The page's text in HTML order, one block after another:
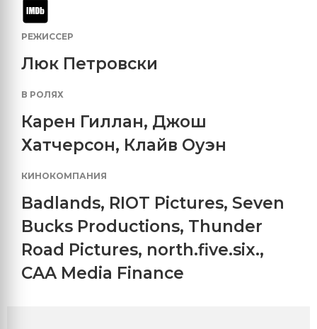
РЕЖИССЕР
Люк Петровски
В РОЛЯХ
Карен Гиллан, Джош
Хатчерсон, Клайв Оуэн
КИНОКОМПАНИЯ
Badlands, RIOT Pictures, Seven
Bucks Productions, Thunder
Road Pictures, north.five.six.,
CAA Media Finance